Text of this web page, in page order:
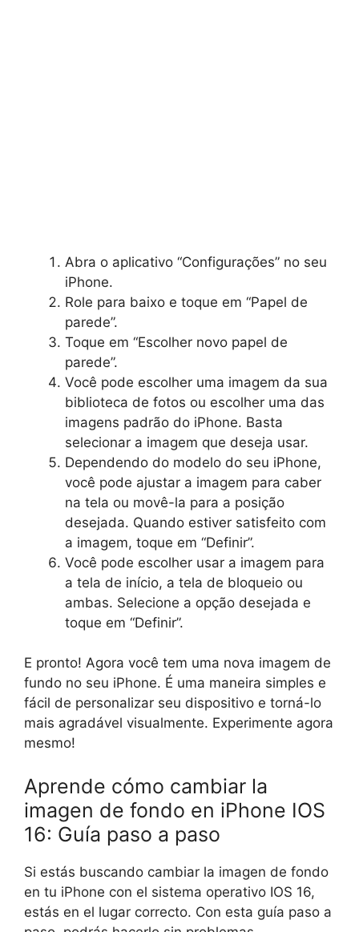
Abra o aplicativo “Configurações” no seu
iPhone.
Role para baixo e toque em “Papel de
parede”.
Toque em “Escolher novo papel de
parede”.
Você pode escolher uma imagem da sua
biblioteca de fotos ou escolher uma das
imagens padrão do iPhone. Basta
selecionar a imagem que deseja usar.
Dependendo do modelo do seu iPhone,
você pode ajustar a imagem para caber
na tela ou movê-la para a posição
desejada. Quando estiver satisfeito com
a imagem, toque em “Definir”.
Você pode escolher usar a imagem para
a tela de início, a tela de bloqueio ou
ambas. Selecione a opção desejada e
toque em “Definir”.
E pronto! Agora você tem uma nova imagem de
fundo no seu iPhone. É uma maneira simples e
fácil de personalizar seu dispositivo e torná-lo
mais agradável visualmente. Experimente agora
mesmo!
Aprende cómo cambiar la
imagen de fondo en iPhone IOS
16: Guía paso a paso
Si estás buscando cambiar la imagen de fondo
en tu iPhone con el sistema operativo IOS 16,
estás en el lugar correcto. Con esta guía paso a